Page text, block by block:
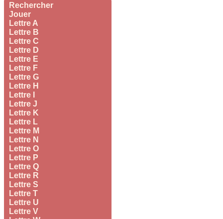
Rechercher
Jouer
Lettre A
Lettre B
Lettre C
Lettre D
Lettre E
Lettre F
Lettre G
Lettre H
Lettre I
Lettre J
Lettre K
Lettre L
Lettre M
Lettre N
Lettre O
Lettre P
Lettre Q
Lettre R
Lettre S
Lettre T
Lettre U
Lettre V